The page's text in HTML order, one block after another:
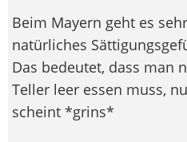
Beim Mayern geht es
natürliches
Das bedeutet, dass man
Teller leer essen muss,
scheint *grins*